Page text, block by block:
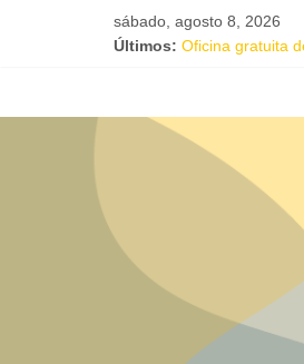
sábado, agosto 8, 2026
Últimos: Projeto Órbita
Salvador recebe
Tuca